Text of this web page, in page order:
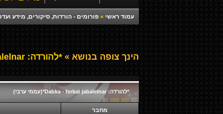
עמוד ראשי » פורומים - הורדות, סיקורים, מידע
הינך צופה בנושא » *להורדה: Dabka - ferkat jabalelnar*(עממי ערבי)
*להורדה: Dabka - ferkat jabalelnar*(עממי ערבי)
מחבר